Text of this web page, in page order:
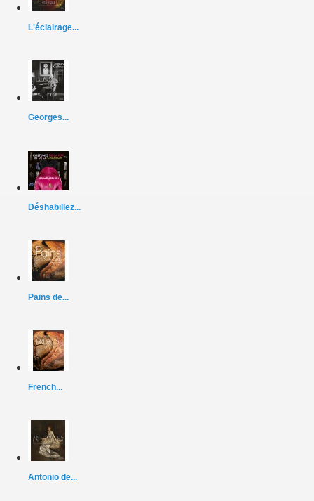
L'éclairage...
Georges...
Déshabillez...
Pains de...
French...
Antonio de...